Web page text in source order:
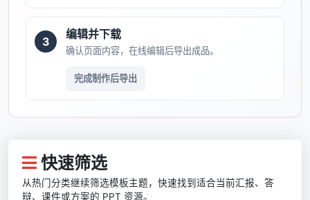
3
编辑并下载
确认页面内容，在线编辑后导出成品。
完成制作后导出
快速筛选
从热门分类继续筛选模板主题，快速找到适合当前汇报、答
辩、课件或方案的 PPT 资源。